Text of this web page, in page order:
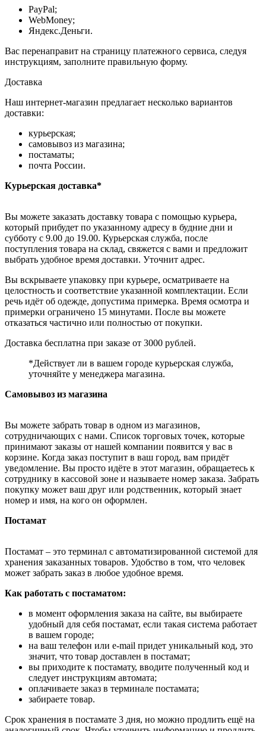
PayPal;
WebMoney;
Яндекс.Деньги.
Вас перенаправит на страницу платежного сервиса, следуя
инструкциям, заполните правильную форму.
Доставка
Наш интернет-магазин предлагает несколько вариантов
доставки:
курьерская;
самовывоз из магазина;
постаматы;
почта России.
Курьерская доставка*
Вы можете заказать доставку товара с помощью курьера,
который прибудет по указанному адресу в будние дни и
субботу с 9.00 до 19.00. Курьерская служба, после
поступления товара на склад, свяжется с вами и предложит
выбрать удобное время доставки. Уточнит адрес.
Вы вскрываете упаковку при курьере, осматриваете на
целостность и соответствие указанной комплектации. Если
речь идёт об одежде, допустима примерка. Время осмотра и
примерки ограничено 15 минутами. После вы можете
отказаться частично или полностью от покупки.
Доставка бесплатна при заказе от 3000 рублей.
*Действует ли в вашем городе курьерская служба,
уточняйте у менеджера магазина.
Самовывоз из магазина
Вы можете забрать товар в одном из магазинов,
сотрудничающих с нами. Список торговых точек, которые
принимают заказы от нашей компании появится у вас в
корзине. Когда заказ поступит в ваш город, вам придёт
уведомление. Вы просто идёте в этот магазин, обращаетесь к
сотруднику в кассовой зоне и называете номер заказа. Забрать
покупку может ваш друг или родственник, который знает
номер и имя, на кого он оформлен.
Постамат
Постамат – это терминал с автоматизированной системой для
хранения заказанных товаров. Удобство в том, что человек
может забрать заказ в любое удобное время.
Как работать с постаматом:
в момент оформления заказа на сайте, вы выбираете
удобный для себя постамат, если такая система работает
в вашем городе;
на ваш телефон или e-mail придет уникальный код, это
значит, что товар доставлен в постамат;
вы приходите к постамату, вводите полученный код и
следует инструкциям автомата;
оплачиваете заказ в терминале постамата;
забираете товар.
Срок хранения в постамате 3 дня, но можно продлить ещё на